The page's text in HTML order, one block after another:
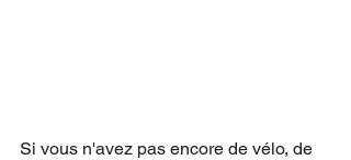
Si vous n'avez pas encore de vélo, de